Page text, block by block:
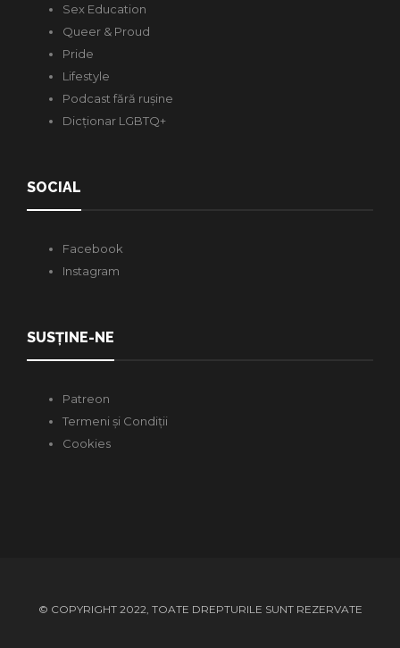
Sex Education
Queer & Proud
Pride
Lifestyle
Podcast fără rușine
Dicționar LGBTQ+
SOCIAL
Facebook
Instagram
SUSȚINE-NE
Patreon
Termeni și Condiții
Cookies
© COPYRIGHT 2022, TOATE DREPTURILE SUNT REZERVATE